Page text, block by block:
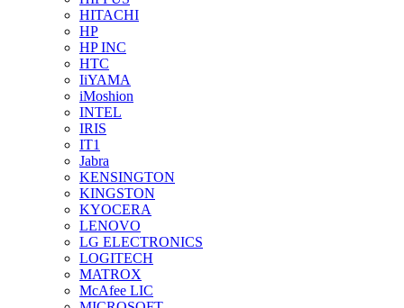
HITACHI
HP
HP INC
HTC
IiYAMA
iMoshion
INTEL
IRIS
IT1
Jabra
KENSINGTON
KINGSTON
KYOCERA
LENOVO
LG ELECTRONICS
LOGITECH
MATROX
McAfee LIC